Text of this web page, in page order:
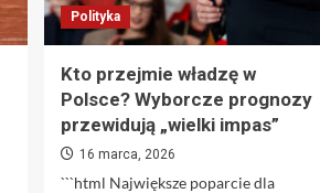
Polityka
Kto przejmie władzę w
Polsce? Wyborcze prognozy
przewidują „wielki impas”
16 marca, 2026
```html Największe poparcie dla